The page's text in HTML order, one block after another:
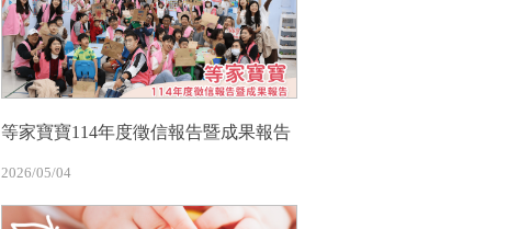
等家寶寶114年度徵信報告暨成果報告
2026/05/04